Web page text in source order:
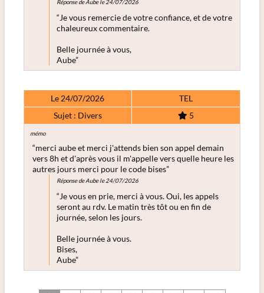
Réponse de Aube le 24/07/2026
“Je vous remercie de votre confiance, et de votre
chaleureux commentaire.
Belle journée à vous,
Aube”
Le 24/07/2026
TEL
Sujet : Divers
5
mémo
“merci aube et merci j'attends bien son appel demain
vers 8h et d'après vous il m'appelle vers quelle heure les
autres jours merci pour le code bises”
Réponse de Aube le 24/07/2026
“Je vous en prie, merci à vous. Oui, les appels
seront au rdv. Le matin très tôt ou en fin de
journée, selon les jours.
Belle journée à vous.
Bises,
Aube”